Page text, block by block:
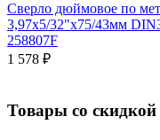
Сверло дюймовое по
3,97x5/32"x75/43мм
258807F
1 578 ₽
Товары со скидкой